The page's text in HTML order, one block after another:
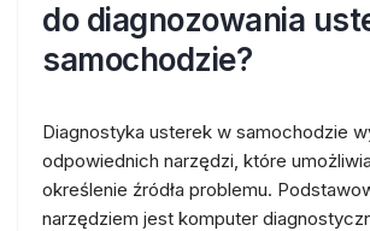
do diagnozowania
samochodzie?
Diagnostyka usterek w samochodzie
odpowiednich narzędzi, które
określenie źródła problemu.
narzędziem jest komputer